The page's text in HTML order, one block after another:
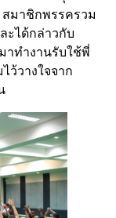
สมาชิกพรรครวม
ะได้กล่าวกับ
าทำงานรับใช้พี่
ว้วางใจจาก